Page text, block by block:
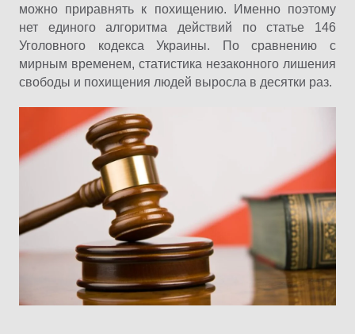
можно приравнять к похищению. Именно поэтому
нет единого алгоритма действий по статье 146
Уголовного кодекса Украины. По сравнению с
мирным временем, статистика незаконного лишения
свободы и похищения людей выросла в десятки раз.